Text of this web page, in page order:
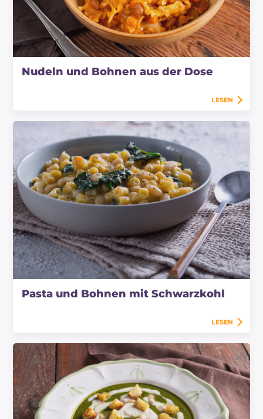
Nudeln und Bohnen aus der Dose
LESEN
Pasta und Bohnen mit Schwarzkohl
LESEN